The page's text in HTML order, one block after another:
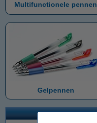
Multifunctionele pennen
Gelpennen